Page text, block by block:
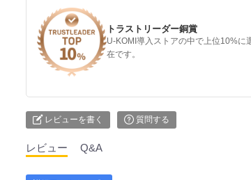
トラストリーダー銅賞
U-KOMI導入ストアの中で上位10%に
在です。
レビューを書く 質問する
レビュー Q&A